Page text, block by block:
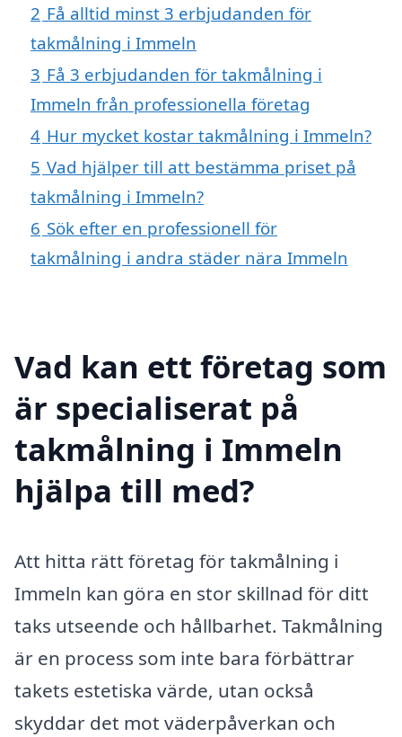
2 Få alltid minst 3 erbjudanden för
takmålning i Immeln
3 Få 3 erbjudanden för takmålning i
Immeln från professionella företag
4 Hur mycket kostar takmålning i Immeln?
5 Vad hjälper till att bestämma priset på
takmålning i Immeln?
6 Sök efter en professionell för
takmålning i andra städer nära Immeln
Vad kan ett företag som
är specialiserat på
takmålning i Immeln
hjälpa till med?
Att hitta rätt företag för takmålning i
Immeln kan göra en stor skillnad för ditt
taks utseende och hållbarhet. Takmålning
är en process som inte bara förbättrar
takets estetiska värde, utan också
skyddar det mot väderpåverkan och